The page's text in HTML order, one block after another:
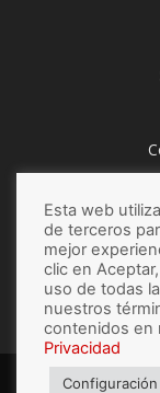
México Mundo
Esta web
de terceros
mejor
clic en
uso de todas
nuestros
contenidos en
Privacidad